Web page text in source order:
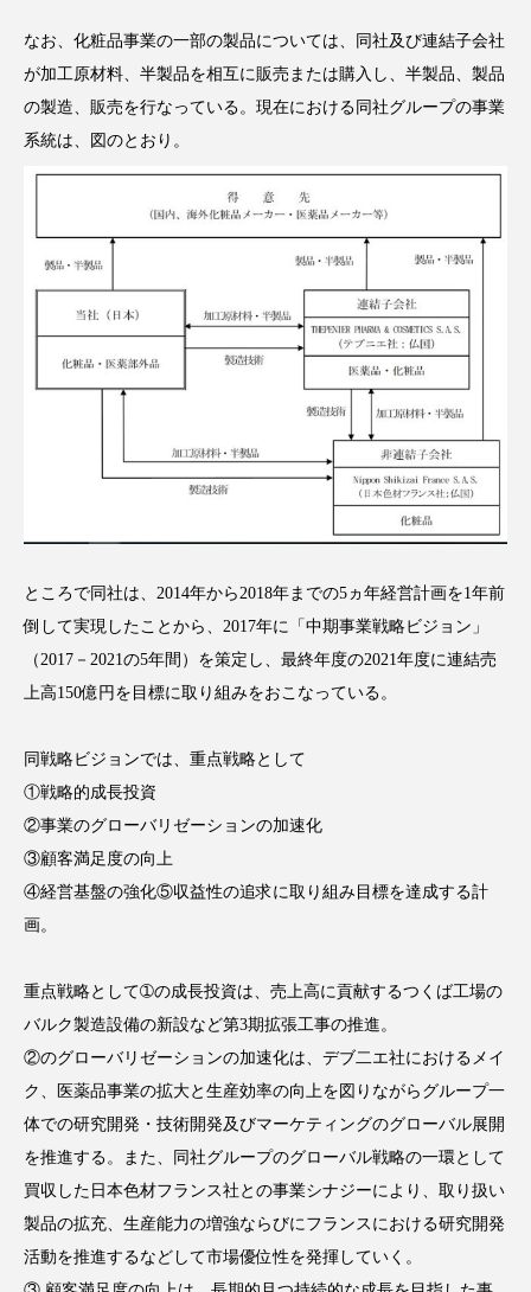
カカイオイル ガジェット キーワード
クルエルティフリー クレンジング
コグニティブヘルス コスト削減
コネクテッド・ビューティ コミュニケーション
サステナビリティ
サステナブル美容 サプライチェーン
サロン戦略
スカルプ クレンジング 頻度 スカルプケア
スキンケア スキンケア 習慣
スマートウォッチ
スマートリング
タンパク質 ディープクレンジング
デジタルデトックス デトックス
ナイトプロテイン ナイトルーティン 金木犀
パーソナライズ バーチャルメイク
なお、化粧品事業の一部の製品については、同社及び連結子会社
が加工原材料、半製品を相互に販売または購入し、半製品、製品
の製造、販売を行なっている。現在における同社グループの事業
系統は、図のとおり。
ところで同社は、2014年から2018年までの5ヵ年経営計画を1年前
倒して実現したことから、2017年に「中期事業戦略ビジョン」
（2017－2021の5年間）を策定し、最終年度の2021年度に連結売
上高150億円を目標に取り組みをおこなっている。
同戦略ビジョンでは、重点戦略として
①戦略的成長投資
②事業のグローバリゼーションの加速化
③顧客満足度の向上
④経営基盤の強化⑤収益性の追求に取り組み目標を達成する計
画。
重点戦略として➀の成長投資は、売上高に貢献するつくば工場の
バルク製造設備の新設など第3期拡張工事の推進。
②のグローバリゼーションの加速化は、デブ二エ社におけるメイ
ク、医薬品事業の拡大と生産効率の向上を図りながらグループ一
体での研究開発・技術開発及びマーケティングのグローバル展開
を推進する。また、同社グループのグローバル戦略の一環として
買収した日本色材フランス社との事業シナジーにより、取り扱い
製品の拡充、生産能力の増強ならびにフランスにおける研究開発
活動を推進するなどして市場優位性を発揮していく。